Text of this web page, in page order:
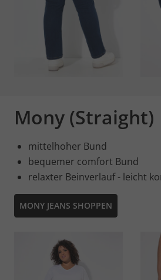
Mony (Straight)
mittelhoher Bund
bequemer comfort Bund
relaxter Beinverlauf - leicht
MONY JEANS SHOPPEN